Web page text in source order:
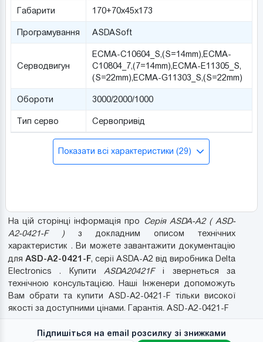
Габарити 170+70х45х173
Програмування ASDASoft
Серводвигун
ECMA-C10604_S,(S=14mm),ECMA-
C10804_7,(7=14mm),ECMA-Е11305_S,
(S=22mm),ECMA-G11303_S,(S=22mm)
Обороти 3000/2000/1000
Тип серво Сервопривід
Показати всі характеристики (29)
На цій сторінці інформація про Серія ASDA-A2 ( ASD-
A2-0421-F )з докладним описом технічних
характеристик . Ви можете завантажити документацію
для ASD-A2-0421-F, серії ASDA-A2 від виробника Delta
Electronics . Купити ASDA20421Fі звернеться за
технічною консультацією. Наші Інженери допоможуть
Вам обрати та купити ASD-A2-0421-F тільки високої
якості за доступними цінами. Гарантія. ASD-A2-0421-F
Підпишіться на email розсилку зі знижками